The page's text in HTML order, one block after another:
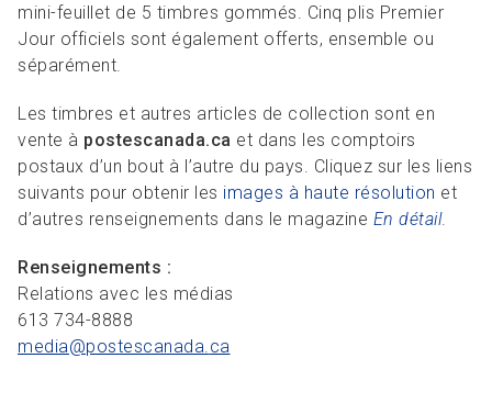
mini-feuillet de 5 timbres gommés. Cinq plis Premier
Jour officiels sont également offerts, ensemble ou
séparément.
Les timbres et autres articles de collection sont en
vente à postescanada.ca et dans les comptoirs
postaux d’un bout à l’autre du pays. Cliquez sur les liens
suivants pour obtenir les images à haute résolution et
d’autres renseignements dans le magazine En détail.
Renseignements :
Relations avec les médias
613 734-8888
media@postescanada. ca